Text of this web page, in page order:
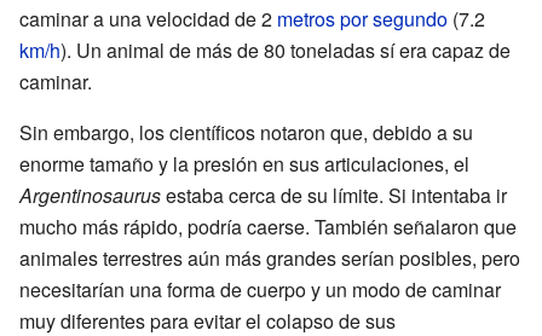
caminar a una velocidad de 2 metros por segundo (7.2
km/h). Un animal de más de 80 toneladas sí era capaz de
caminar.
Sin embargo, los científicos notaron que, debido a su
enorme tamaño y la presión en sus articulaciones, el
Argentinosaurusestaba cerca de su límite. Si intentaba ir
mucho más rápido, podría caerse. También señalaron que
animales terrestres aún más grandes serían posibles, pero
necesitarían una forma de cuerpo y un modo de caminar
muy diferentes para evitar el colapso de sus